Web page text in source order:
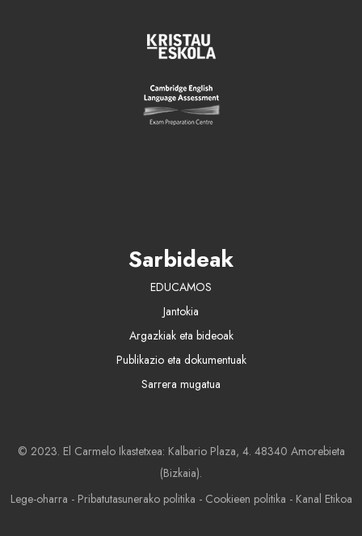
Sarbideak
EDUCAMOS
Jantokia
Argazkiak eta bideoak
Publikazio eta dokumentuak
Sarrera mugatua
© 2023. El Carmelo Ikastetxea: Kalbario Plaza, 4. 48340 Amorebieta
(Bizkaia).
Lege-oharra - Pribatutasunerako politika - Cookieen politika - Kanal Etikoa